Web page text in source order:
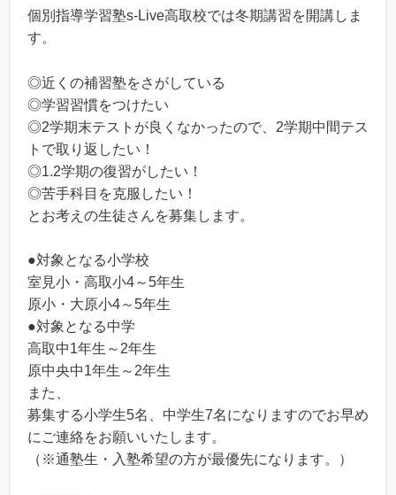
個別指導学習塾s-Live高取校では冬期講習を開講しま
す。
◎近くの補習塾をさがしている
◎学習習慣をつけたい
◎2学期末テストが良くなかったので、2学期中間テス
トで取り返したい！
◎1.2学期の復習がしたい！
◎苦手科目を克服したい！
とお考えの生徒さんを募集します。
●対象となる小学校
室見小・高取小4～5年生
原小・大原小4～5年生
●対象となる中学
高取中1年生～2年生
原中央中1年生～2年生
また、
募集する小学生5名、中学生7名になりますのでお早め
にご連絡をお願いいたします。
（※通塾生・入塾希望の方が最優先になります。）